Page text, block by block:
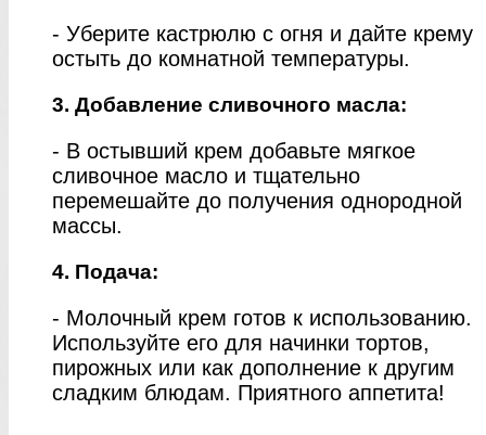
- Уберите кастрюлю с огня и дайте крему
остыть до комнатной температуры.
3. Добавление сливочного масла:
- В остывший крем добавьте мягкое
сливочное масло и тщательно
перемешайте до получения однородной
массы.
4. Подача:
- Молочный крем готов к использованию.
Используйте его для начинки тортов,
пирожных или как дополнение к другим
сладким блюдам. Приятного аппетита!